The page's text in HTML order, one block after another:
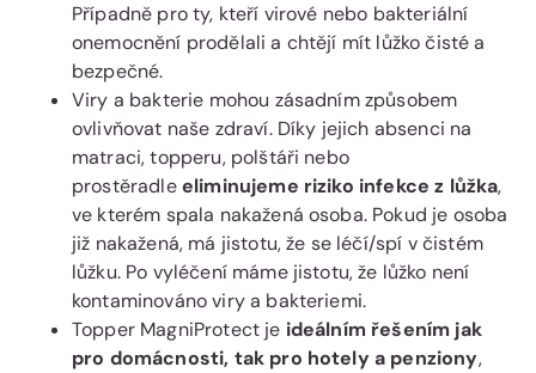
Případně pro ty, kteří virové nebo bakteriální
onemocnění prodělali a chtějí mít lůžko čisté a
bezpečné.
Viry a bakterie mohou zásadním způsobem
ovlivňovat naše zdraví. Díky jejich absenci na
matraci, topperu, polštáři nebo
prostěradleeliminujeme riziko infekce z lůžka,
ve kterém spala nakažená osoba. Pokud je osoba
již nakažená, má jistotu, že se léčí/spí v čistém
lůžku. Po vyléčení máme jistotu, že lůžko není
kontaminováno viry a bakteriemi.
Topper MagniProtect je ideálním řešením jak
pro domácnosti, tak pro hotely a penziony,